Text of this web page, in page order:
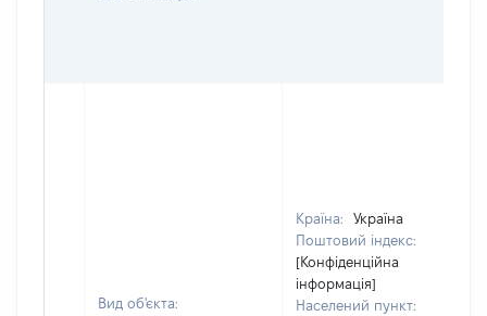
Вид об'єкта:
Країна:
Україна
Поштовий індекс:
[Конфіденційна
інформація]
Населений пункт: